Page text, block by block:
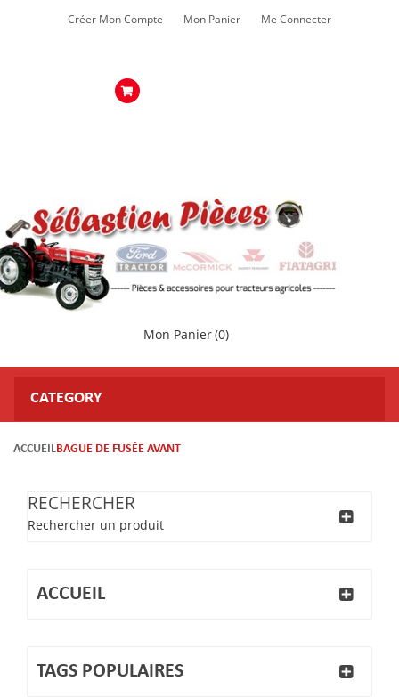
Créer Mon Compte Mon Panier Me Connecter
Mon Panier(0)
CATEGORY
ACCUEILBAGUE DE FUSÉE AVANT
RECHERCHER
Rechercher un produit
ACCUEIL
TAGS POPULAIRES